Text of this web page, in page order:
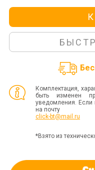
Комплектация,
быть изменен
уведомления.
на почту
click-bt@mail.ru
*Взято из